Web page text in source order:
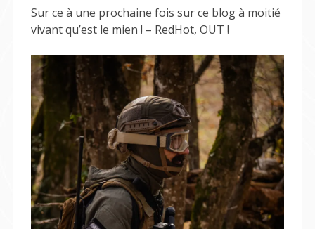
Sur ce à une prochaine fois sur ce blog à moitié
vivant qu’est le mien ! – RedHot, OUT !